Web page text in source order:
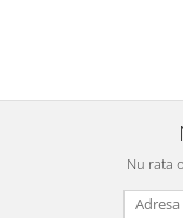
Nu rata